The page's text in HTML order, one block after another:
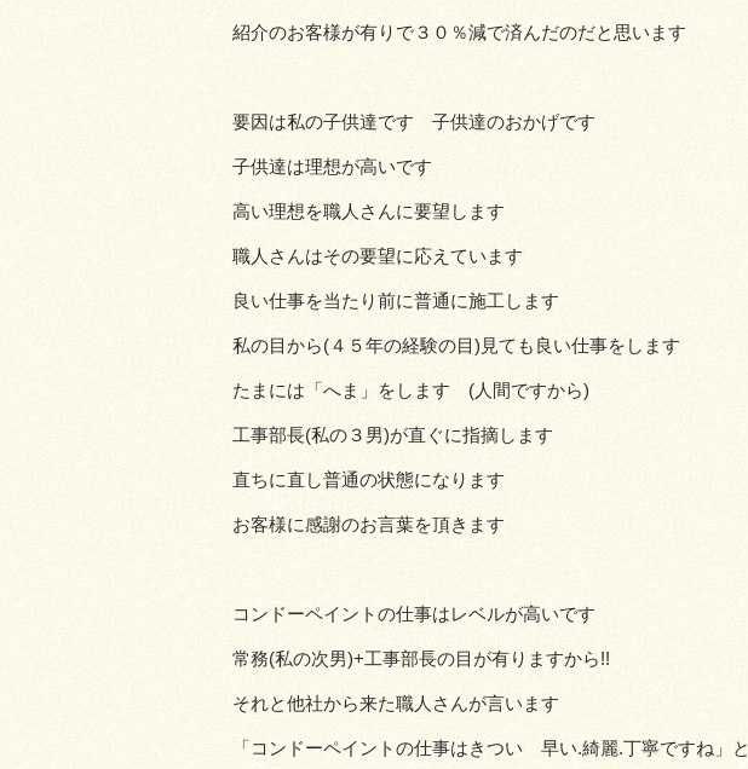
紹介のお客様が有りで３０％減で済んだのだと思います
要因は私の子供達です 子供達のおかげです
子供達は理想が高いです
高い理想を職人さんに要望します
職人さんはその要望に応えています
良い仕事を当たり前に普通に施工します
私の目から(４５年の経験の目)見ても良い仕事をします
たまには「へま」をします (人間ですから)
工事部長(私の３男)が直ぐに指摘します
直ちに直し普通の状態になります
お客様に感謝のお言葉を頂きます
コンドーペイントの仕事はレベルが高いです
常務(私の次男)+工事部長の目が有りますから!!
それと他社から来た職人さんが言います
「コンドーペイントの仕事はきつい 早い.綺麗.丁寧ですね」と